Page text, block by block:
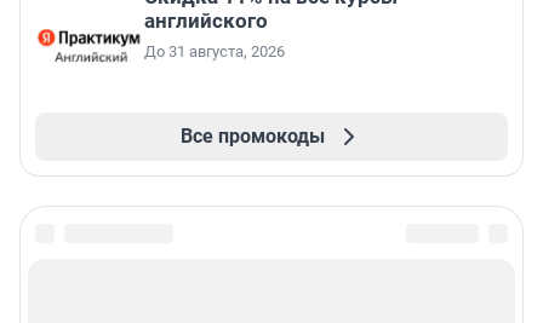
английского
До 31 августа, 2026
Все промокоды